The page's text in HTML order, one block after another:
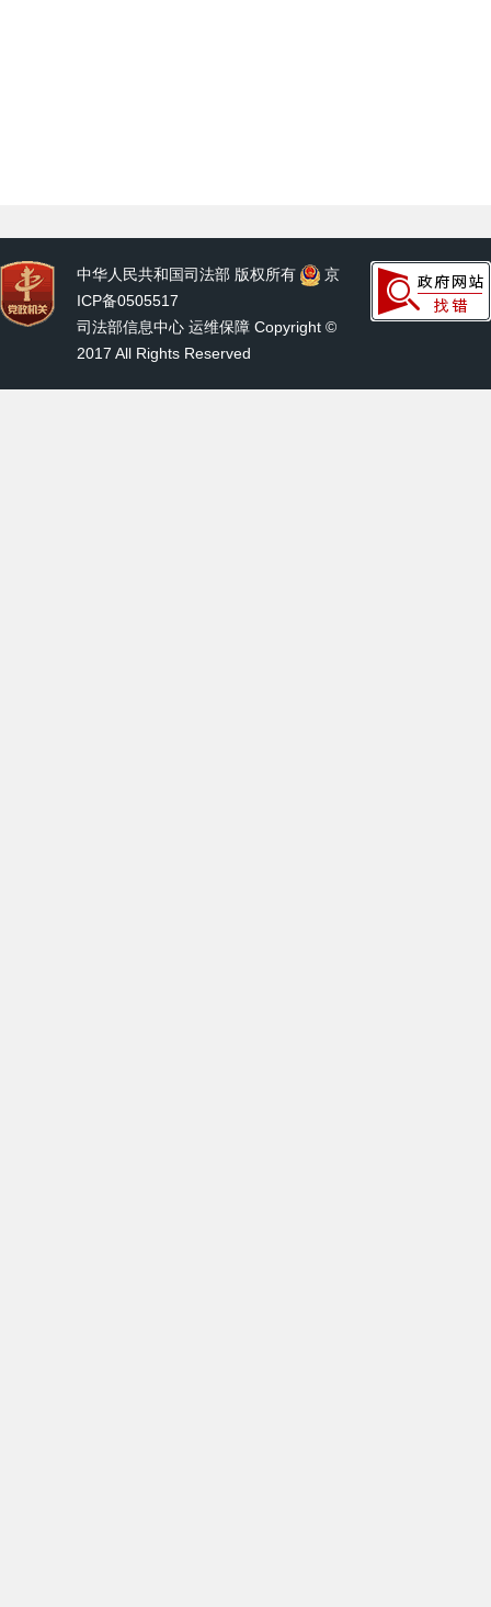
中华人民共和国司法部 版权所有
京
ICP备0505517
司法部信息中心 运维保障 Copyright ©
2017 All Rights Reserved